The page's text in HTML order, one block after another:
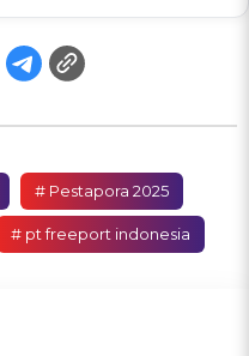
# Pestapora 2025
# pt freeport indonesia